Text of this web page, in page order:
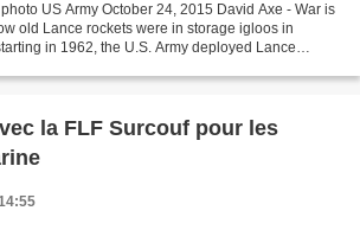
US Army October 24, 2015 David Axe - War is
old Lance rockets were in storage igloos in
in 1962, the U.S. Army deployed Lance
la FLF Surcouf pour les